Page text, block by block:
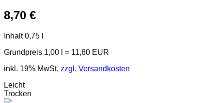
8,70 €
Inhalt 0,75 l
Grundpreis 1,00 l = 11,60 EUR
inkl. 19% MwSt, zzgl. Versandkosten
Leicht
Trocken